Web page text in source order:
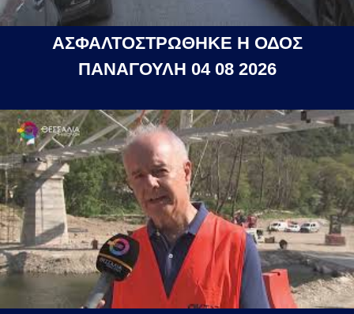
ΑΣΦΑΛΤΟΣΤΡΩΘΗΚΕ Η ΟΔΟΣ
ΠΑΝΑΓΟΥΛΗ 04 08 2026